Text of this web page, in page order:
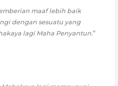
maaf lebih baik
dengan sesuatu yang
lagi Maha Penyantun.”